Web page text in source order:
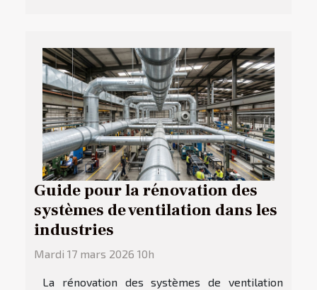
Guide pour la rénovation des
systèmes de ventilation dans les
industries
Mardi 17 mars 2026 10h
La rénovation des systèmes de ventilation